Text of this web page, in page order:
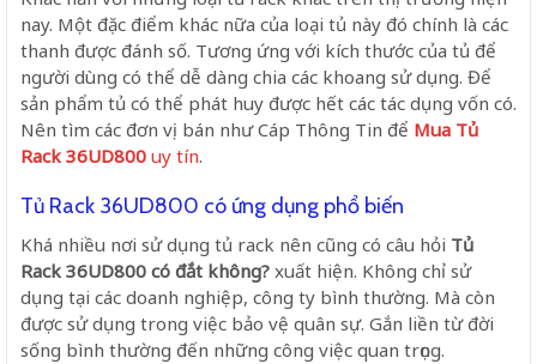
nay. Một đặc điểm khác nữa của loại tủ này đó chính là các
thanh được đánh số. Tương ứng với kích thước của tủ để
người dùng có thể dễ dàng chia các khoang sử dụng. Để
sản phẩm tủ có thể phát huy được hết các tác dụng vốn có.
Nên tìm các đơn vị bán như Cáp Thông Tin để Mua Tủ
Rack 36UD800 uy tín.
Tủ Rack 36UD800 có ứng dụng phổ biến
Khá nhiều nơi sử dụng tủ rack nên cũng có câu hỏi Tủ
Rack 36UD800 có đắt không? xuất hiện. Không chỉ sử
dụng tại các doanh nghiệp, công ty bình thường. Mà còn
được sử dụng trong việc bảo vệ quân sự. Gắn liền từ đời
sống bình thường đến những công việc quan trọng.